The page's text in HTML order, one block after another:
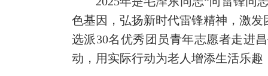
色基因，弘扬新时代雷锋精神，激
选派30名优秀团员青年志愿者走进
动，用实际行动为老人增添生活乐